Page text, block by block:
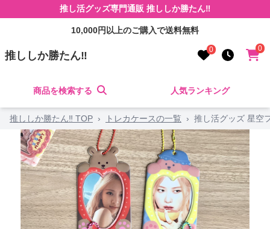
推し活グッズ専門通販 推ししか勝たん‼
10,000円以上のご購入で送料無料
推ししか勝たん‼ 0 0
商品を検索する 人気ランキング
推ししか勝たん‼ TOP › トレカケースの一覧 › 推し活グッズ 星空